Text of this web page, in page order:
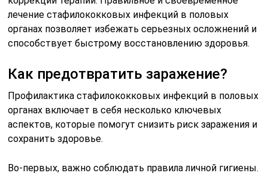
лечение стафилококковых инфекций в половых
органах позволяет избежать серьезных осложнений и
способствует быстрому восстановлению здоровья.
Как предотвратить заражение?
Профилактика стафилококковых инфекций в половых
органах включает в себя несколько ключевых
аспектов, которые помогут снизить риск заражения и
сохранить здоровье.
Во-первых, важно соблюдать правила личной гигиены.